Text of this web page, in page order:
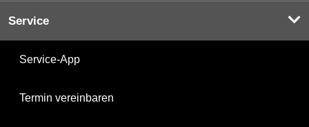
Service
Service-App
Termin vereinbaren